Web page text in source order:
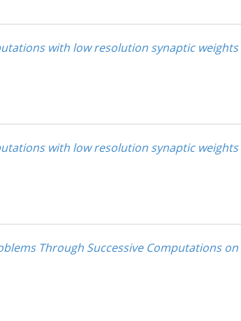
with low resolution synaptic weights
with low resolution synaptic
Through Successive Computations